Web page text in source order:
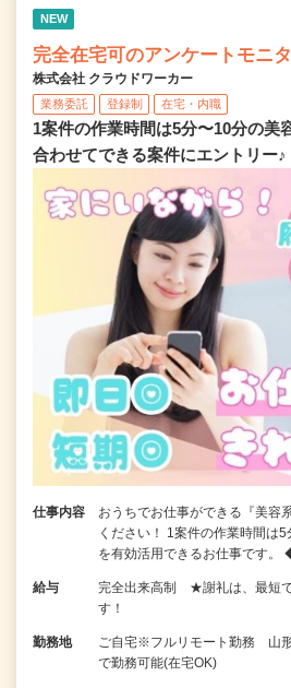
NEW
完全在宅可のアンケートモニ
株式会社 クラウドワーカー
業務委託 登録制 在宅・内職
1案件の作業時間は5分〜10分の美
合わせてできる案件にエントリー♪
仕事内容
おうちでお仕事ができる『美容
ください！ 1案件の作業時間は
を有効活用できるお仕事です
給与
完全出来高制 ★謝礼は、最短
す！
勤務地
ご自宅※フルリモート勤務 山
で勤務可能(在宅OK)